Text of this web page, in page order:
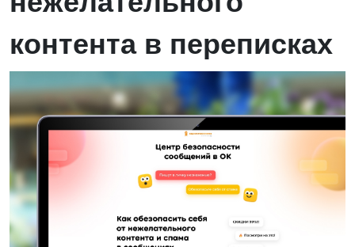
контента в переписках